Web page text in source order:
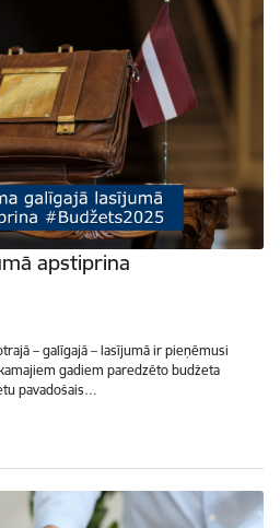
apstiprina
– galīgajā – lasījumā ir pieņēmusi
gadiem paredzēto budžeta
pavadošais…